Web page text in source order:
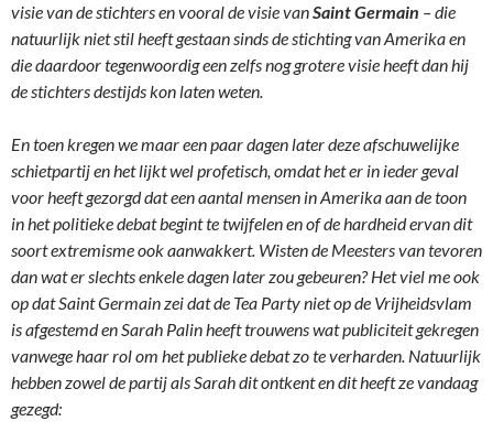
visie van de stichters en vooral de visie vanSaint Germain – die
natuurlijk niet stil heeft gestaan sinds de stichting van Amerika en
die daardoor tegenwoordig een zelfs nog grotere visie heeft dan hij
de stichters destijds kon laten weten.
En toen kregen we maar een paar dagen later deze afschuwelijke
schietpartij en het lijkt wel profetisch, omdat het er in ieder geval
voor heeft gezorgd dat een aantal mensen in Amerika aan de toon
in het politieke debat begint te twijfelen en of de hardheid ervan dit
soort extremisme ook aanwakkert. Wisten de Meesters van tevoren
dan wat er slechts enkele dagen later zou gebeuren? Het viel me ook
op dat Saint Germain zei dat de Tea Party niet op de Vrijheidsvlam
is afgestemd en Sarah Palin heeft trouwens wat publiciteit gekregen
vanwege haar rol om het publieke debat zo te verharden. Natuurlijk
hebben zowel de partij als Sarah dit ontkent en dit heeft ze vandaag
gezegd: